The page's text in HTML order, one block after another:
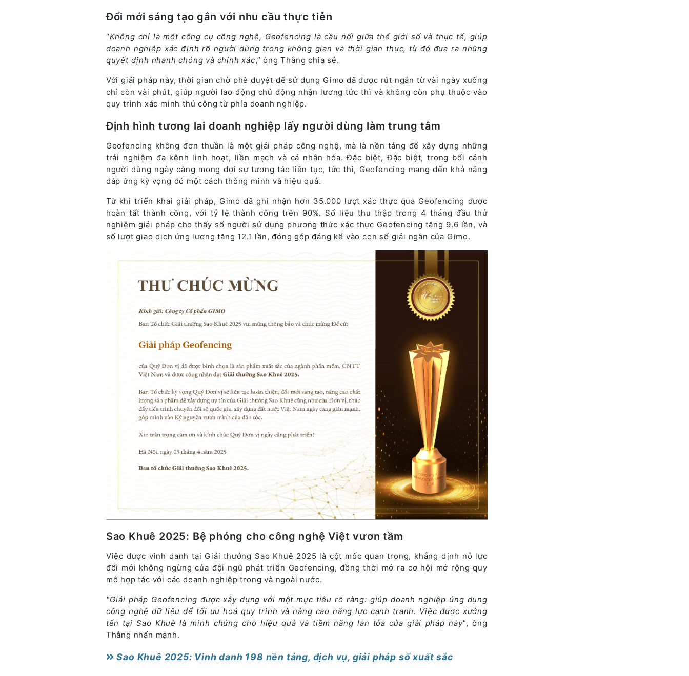
Đổi mới sáng tạo gắn với nhu cầu thực tiễn
“Không chỉ là một công cụ công nghệ, Geofencing là cầu nối giữa thế giới số và thực tế, giúp
doanh nghiệp xác định rõ người dùng trong không gian và thời gian thực, từ đó đưa ra những
quyết định nhanh chóng và chính xác,” ông Thắng chia sẻ.
Với giải pháp này, thời gian chờ phê duyệt để sử dụng Gimo đã được rút ngắn từ vài ngày xuống
chỉ còn vài phút, giúp người lao động chủ động nhận lương tức thì và không còn phụ thuộc vào
quy trình xác minh thủ công từ phía doanh nghiệp.
Định hình tương lai doanh nghiệp lấy người dùng làm trung tâm
Geofencing không đơn thuần là một giải pháp công nghệ, mà là nền tảng để xây dựng những
trải nghiệm đa kênh linh hoạt, liền mạch và cá nhân hóa. Đặc biệt, Đặc biệt, trong bối cảnh
người dùng ngày càng mong đợi sự tương tác liên tục, tức thì, Geofencing mang đến khả năng
đáp ứng kỳ vọng đó một cách thông minh và hiệu quả.
Từ khi triển khai giải pháp, Gimo đã ghi nhận hơn 35.000 lượt xác thực qua Geofencing được
hoàn tất thành công, với tỷ lệ thành công trên 90%. Số liệu thu thập trong 4 tháng đầu thử
nghiệm giải pháp cho thấy số người sử dụng phương thức xác thực Geofencing tăng 9.6 lần, và
số lượt giao dịch ứng lương tăng 12.1 lần, đóng góp đáng kể vào con số giải ngân của Gimo.
Sao Khuê 2025: Bệ phóng cho công nghệ Việt vươn tầm
Việc được vinh danh tại Giải thưởng Sao Khuê 2025 là cột mốc quan trọng, khẳng định nỗ lực
đổi mới không ngừng của đội ngũ phát triển Geofencing, đồng thời mở ra cơ hội mở rộng quy
mô hợp tác với các doanh nghiệp trong và ngoài nước.
"Giải pháp Geofencing được xây dựng với một mục tiêu rõ ràng: giúp doanh nghiệp ứng dụng
công nghệ dữ liệu để tối ưu hoá quy trình và nâng cao năng lực cạnh tranh. Việc được xướng
tên tại Sao Khuê là minh chứng cho hiệu quả và tiềm năng lan tỏa của giải pháp này", ông
Thắng nhấn mạnh.
Sao Khuê 2025: Vinh danh 198 nền tảng, dịch vụ, giải pháp số xuất sắc